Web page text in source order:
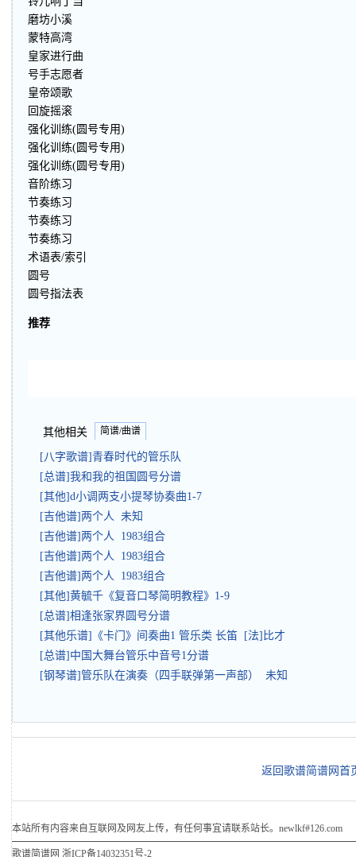
磨坊小溪
蒙特高湾
皇家进行曲
号手志愿者
皇帝颂歌
回旋摇滚
强化训练(圆号专用)
强化训练(圆号专用)
强化训练(圆号专用)
音阶练习
节奏练习
节奏练习
节奏练习
术语表/索引
圆号
圆号指法表
推荐
其他相关 简谱/曲谱
[八字歌谱]青春时代的管乐队
[总谱]我和我的祖国圆号分谱
[其他]d小调两支小提琴协奏曲1-7
[吉他谱]两个人 未知
[吉他谱]两个人 1983组合
[吉他谱]两个人 1983组合
[吉他谱]两个人 1983组合
[其他]黄毓千《复音口琴简明教程》1-9
[总谱]相逢张家界圆号分谱
[其他乐谱]《卡门》间奏曲1 管乐类 长笛 [法]比才
[总谱]中国大舞台管乐中音号1分谱
[钢琴谱]管乐队在演奏（四手联弹第一声部） 未知
返回歌谱简谱网首
本站所有内容来自互联网及网友上传，有任何事宜请联系站长。newlkf#126.com
歌谱简谱网 浙ICP备14032351号-2